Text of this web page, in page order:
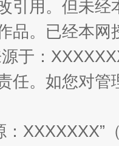
引用。但未
品。已经本
于：
任。如您对
：